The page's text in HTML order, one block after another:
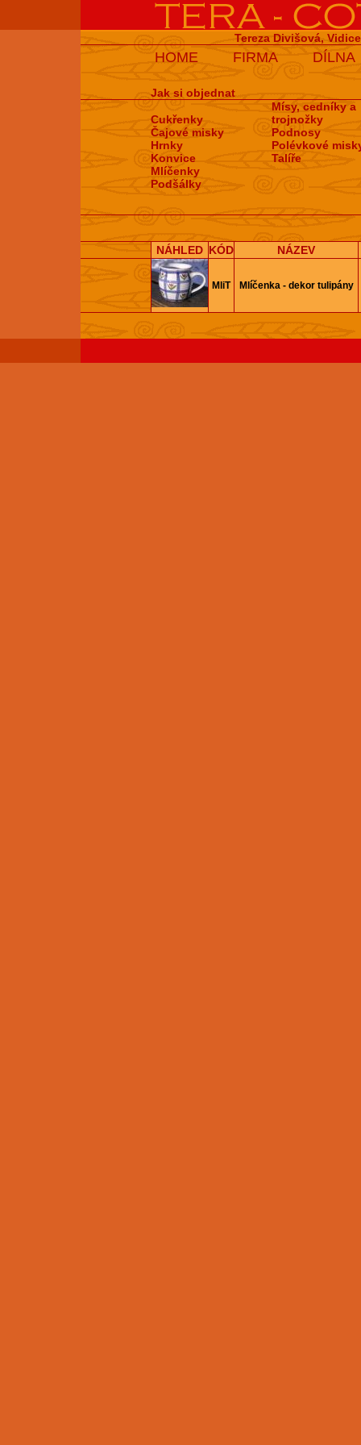
Tereza Divišová,
HOME FIRMA DÍLNA
Jak si objednat
Cukřenky
Čajové misky
Hrnky
Konvice
Mlíčenky
Podšálky
Mísy, cedníky a
trojnožky
Podnosy
Polévkové
Talíře
NÁHLED KÓD NÁZEV
MliT Mlíčenka - dekor tulipány